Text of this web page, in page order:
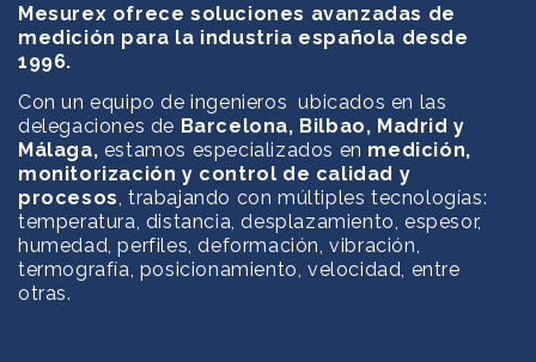
Mesurex ofrece soluciones avanzadas de
medición para la industria española desde
1996.
Con un equipo de ingenieros ubicados en las
delegaciones de Barcelona, Bilbao, Madrid y
Málaga, estamos especializados en medición,
monitorización y control de calidad y
procesos , trabajando con múltiples tecnologías:
temperatura, distancia, desplazamiento, espesor,
humedad, perfiles, deformación, vibración,
termografía, posicionamiento, velocidad, entre
otras.